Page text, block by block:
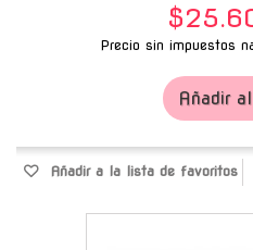
Precio sin impuestos
Añadir
Añadir a la lista de favoritos